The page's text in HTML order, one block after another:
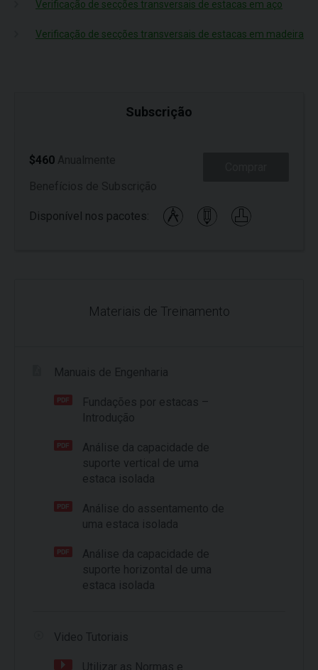
Verificação de secções transversais de estacas em aço
Verificação de secções transversais de estacas em madeira
Subscrição
$460
Disponível nos pacotes:
Materiais de Treinamento
Manuais de Engenharia
Fundações por estacas –
Introdução
Análise da capacidade de
suporte vertical de uma
estaca isolada
Análise do assentamento de
uma estaca isolada
Análise da capacidade de
suporte horizontal de uma
estaca isolada
Video Tutoriais
Utilizar as Normas e